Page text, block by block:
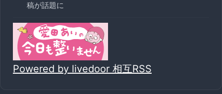
稿が話題に
Powered by livedoor 相互RSS